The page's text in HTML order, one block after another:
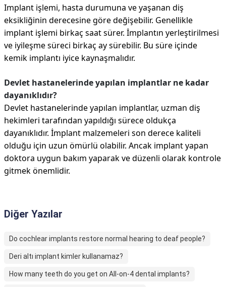
Implant işlemi, hasta durumuna ve yaşanan diş
eksikliğinin derecesine göre değişebilir. Genellikle
implant işlemi birkaç saat sürer. İmplantın yerleştirilmesi
ve iyileşme süreci birkaç ay sürebilir. Bu süre içinde
kemik implantı iyice kaynaşmalıdır.
Devlet hastanelerinde yapılan implantlar ne kadar
dayanıklıdır?
Devlet hastanelerinde yapılan implantlar, uzman diş
hekimleri tarafından yapıldığı sürece oldukça
dayanıklıdır. İmplant malzemeleri son derece kaliteli
olduğu için uzun ömürlü olabilir. Ancak implant yapan
doktora uygun bakım yaparak ve düzenli olarak kontrole
gitmek önemlidir.
Diğer Yazılar
Do cochlear implants restore normal hearing to deaf people?
Deri altı implant kimler kullanamaz?
How many teeth do you get on All-on-4 dental implants?